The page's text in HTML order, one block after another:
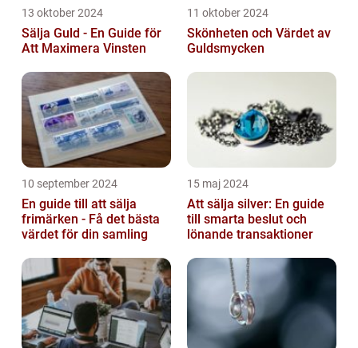
13 oktober 2024
Sälja Guld - En Guide för
Att Maximera Vinsten
11 oktober 2024
Skönheten och Värdet av
Guldsmycken
10 september 2024
En guide till att sälja
frimärken - Få det bästa
värdet för din samling
15 maj 2024
Att sälja silver: En guide
till smarta beslut och
lönande transaktioner